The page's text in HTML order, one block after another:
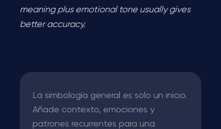
meaning plus emotional tone usually gives
better accuracy.
La simbología general es solo un inicio.
Añade contexto, emociones y
patrones recurrentes para una